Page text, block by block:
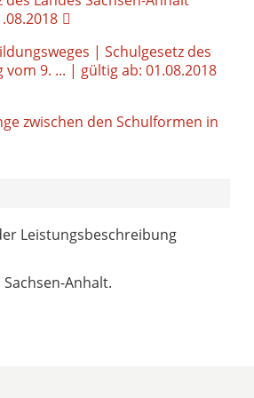
| Schulgesetz des
vom 9. ... | gültig ab: 01.08.2018
zwischen den Schulformen in
Leistungsbeschreibung
Anhalt.